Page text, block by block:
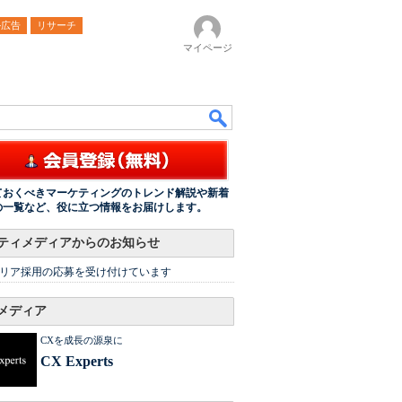
告
リサーチ
マイページ
おくべきマーケティングのトレンド解説や新着
覧など、役に立つ情報をお届けします。
ィメディアからのお知らせ
ア採用の応募を受け付けています
ディア
CXを成長の源泉に
CX Experts